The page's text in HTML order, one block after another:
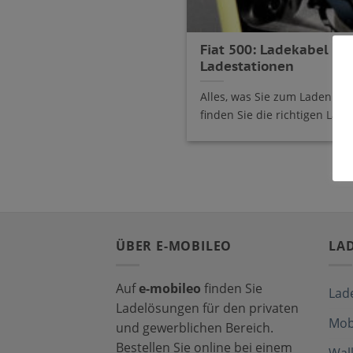
Fiat 500: Ladekabel
Ladestationen
Alles, was Sie zum Laden
finden Sie die richtigen
ÜBER E-MOBILEO
Aufe-mobileo finden Sie
Ladelösungen für den privaten
und gewerblichen Bereich.
Bestellen Sie online bei einem